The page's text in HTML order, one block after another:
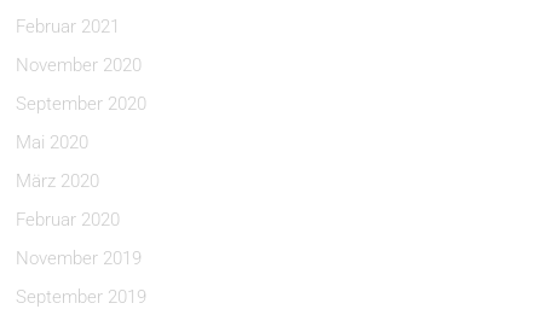
Februar 2021
November 2020
September 2020
Mai 2020
März 2020
Februar 2020
November 2019
September 2019